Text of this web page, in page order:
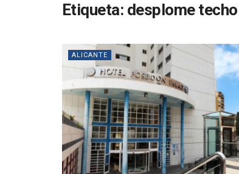
Etiqueta: desplome
ALICANTE